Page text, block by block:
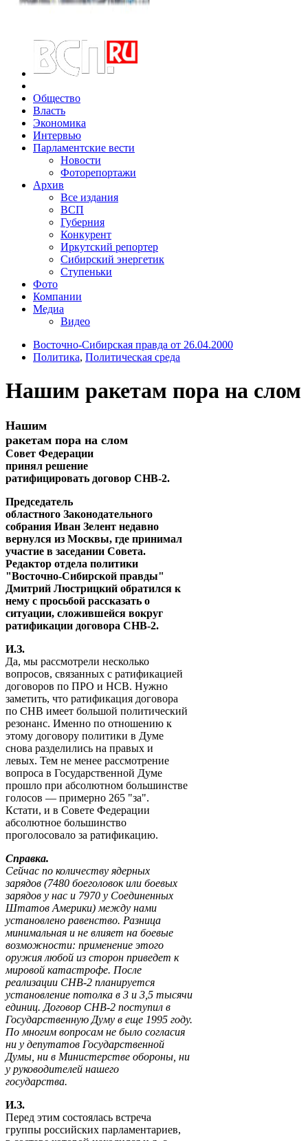
Общество
Власть
Экономика
Интервью
Парламентские вести
Новости
Фоторепортажи
Архив
Все издания
ВСП
Губерния
Конкурент
Иркутский репортер
Сибирский энергетик
Ступеньки
Фото
Компании
Медиа
Видео
Восточно-Сибирская правда от 26.04.2000
Политика, Политическая среда
Нашим ракетам пора на слом
Нашим
ракетам пора на слом
Совет Федерации
принял решение
ратифицировать договор СНВ-2.
Председатель
областного Законодательного
собрания Иван Зелент недавно
вернулся из Москвы, где принимал
участие в заседании Совета.
Редактор отдела политики
"Восточно-Сибирской правды"
Дмитрий Люстрицкий обратился к
нему с просьбой рассказать о
ситуации, сложившейся вокруг
ратификации договора СНВ-2.
И.З.
Да, мы рассмотрели несколько
вопросов, связанных с ратификацией
договоров по ПРО и НСВ. Нужно
заметить, что ратификация договора
по СНВ имеет большой политический
резонанс. Именно по отношению к
этому договору политики в Думе
снова разделились на правых и
левых. Тем не менее рассмотрение
вопроса в Государственной Думе
прошло при абсолютном большинстве
голосов — примерно 265 "за".
Кстати, и в Совете Федерации
абсолютное большинство
проголосовало за ратификацию.
Справка.
Сейчас по количеству ядерных
зарядов (7480 боеголовок или боевых
зарядов у нас и 7970 у Соединенных
Штатов Америки) между нами
установлено равенство. Разница
минимальная и не влияет на боевые
возможности: применение этого
оружия любой из сторон приведет к
мировой катастрофе. После
реализации СНВ-2 планируется
установление потолка в 3 и 3,5 тысячи
единиц. Договор СНВ-2 поступил в
Государственную Думу в еще 1995 году.
По многим вопросам не было согласия
ни у депутатов Государственной
Думы, ни в Министерстве обороны, ни
у руководителей нашего
государства.
И.З.
Перед этим состоялась встреча
группы российских парламентариев,